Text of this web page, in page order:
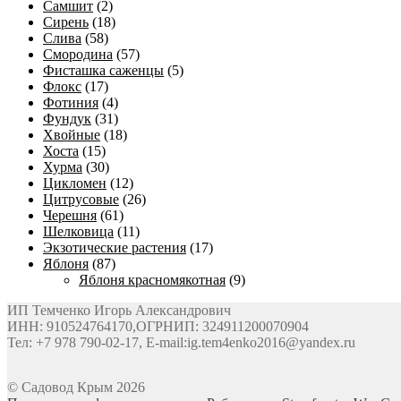
Самшит (2)
Сирень (18)
Слива (58)
Смородина (57)
Фисташка саженцы (5)
Флокс (17)
Фотиния (4)
Фундук (31)
Хвойные (18)
Хоста (15)
Хурма (30)
Цикломен (12)
Цитрусовые (26)
Черешня (61)
Шелковица (11)
Экзотические растения (17)
Яблоня (87)
Яблоня красномякотная (9)
ИП Темченко Игорь Александрович
ИНН: 910524764170,ОГРНИП: 324911200070904
Тел: +7 978 790-02-17, E-mail:ig.tem4enko2016@yandex.ru
© Садовод Крым 2026